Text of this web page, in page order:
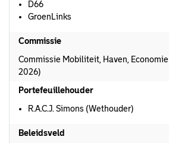
D66
GroenLinks
Commissie
Commissie Mobiliteit, Haven,
2026)
Portefeuillehouder
R.A.C.J. Simons (Wethouder)
Beleidsveld